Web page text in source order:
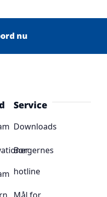
nu
Service
Downloads
Borgernes
hotline